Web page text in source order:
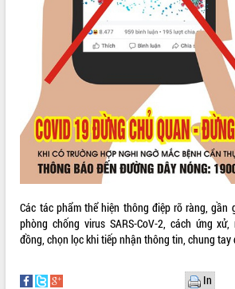
Các tác phẩm thể hiện thông điệp rõ ràng, gần
phòng chống virus SARS-CoV-2, cách ứng
đồng, chọn lọc khi tiếp nhận thông tin, chung
In